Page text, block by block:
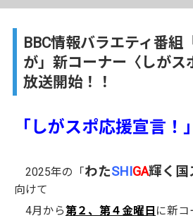
BBC情報バラエティ番組
が」新コーナー〈しがス
放送開始！！
「しがスポ応援宣言！
2025年の「 わたSHIGA輝く国
向けて
4月から第２、第４金曜日 に新コ